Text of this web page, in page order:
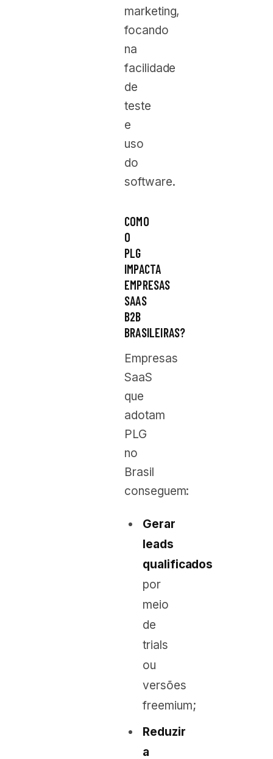
marketing,
focando
na
facilidade
de
teste
e
uso
do
software.
COMO
O
PLG
IMPACTA
EMPRESAS
SAAS
B2B
BRASILEIRAS?
Empresas
SaaS
que
adotam
PLG
no
Brasil
conseguem:
Gerar
leads
qualificados
por
meio
de
trials
ou
versões
freemium;
Reduzir
a